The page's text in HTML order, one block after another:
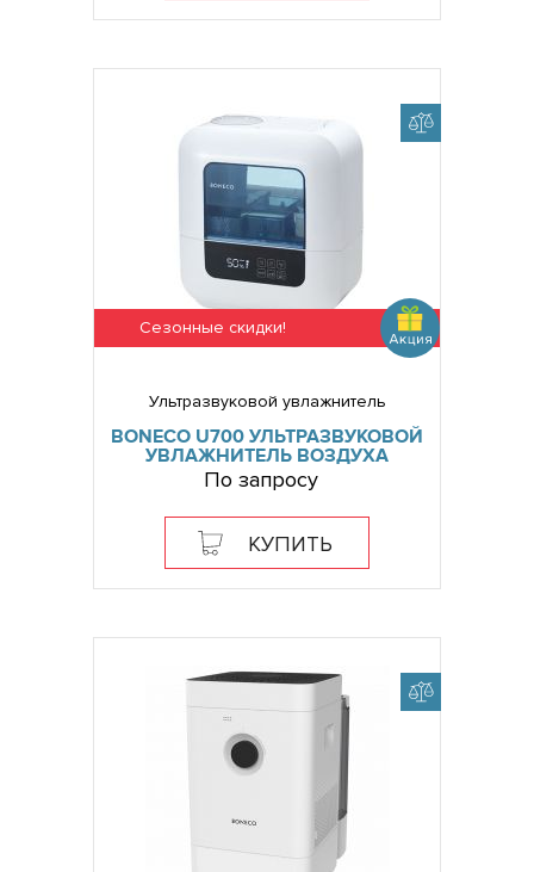
Сезонные скидки!
Ультразвуковой увлажнитель
BONECO U700 УЛЬТРАЗВУКОВОЙ
УВЛАЖНИТЕЛЬ ВОЗДУХА
По запросу
КУПИТЬ